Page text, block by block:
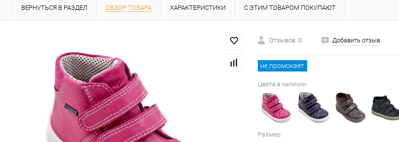
ВЕРНУТЬСЯ В РАЗДЕЛ ОБЗОР ТОВАРА ХАРАКТЕРИСТИКИ С ЭТИМ ТОВАРОМ ПОКУПАЮТ
Отзывов: 0 Добавить отзыв
не промокает
Цвета в наличии
Размер: